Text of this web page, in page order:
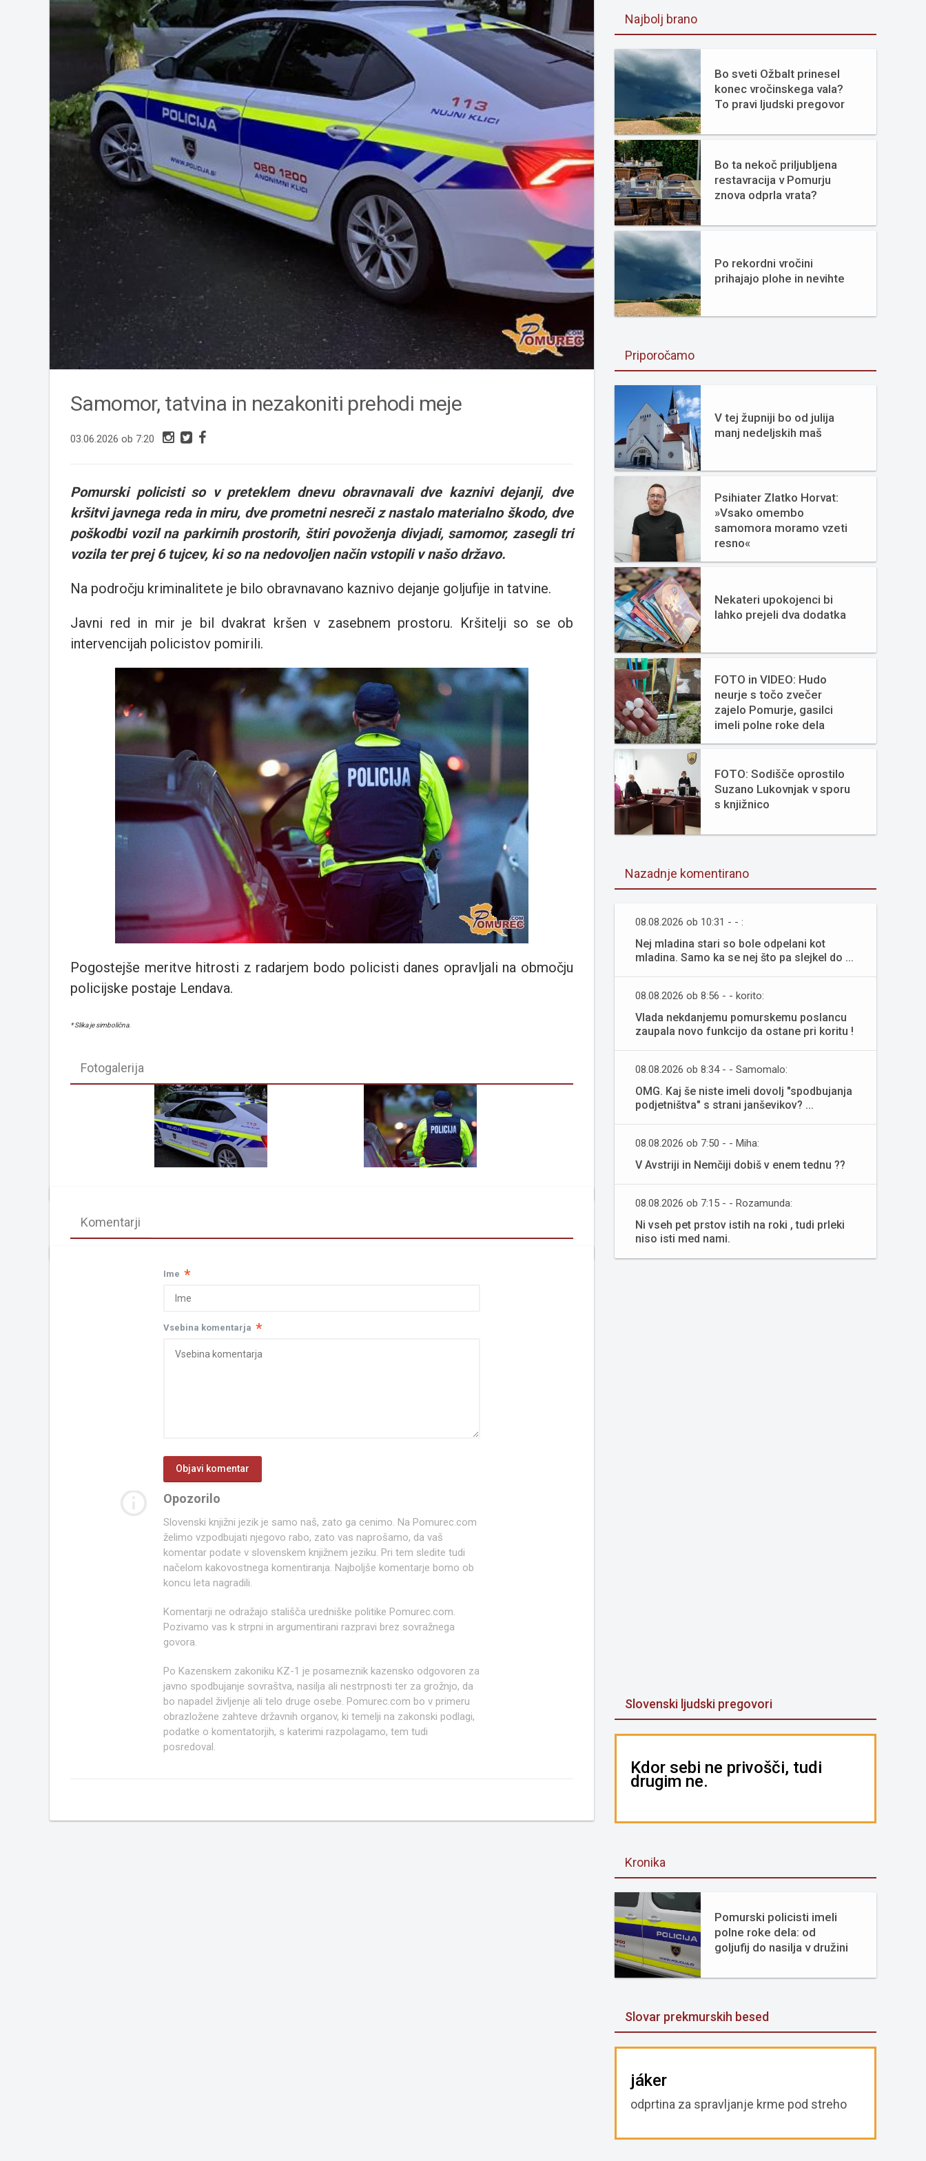
Samomor, tatvina in nezakoniti prehodi meje
03.06.2026 ob 7:20
Pomurski policisti so v preteklem dnevu obravnavali dve kaznivi dejanji, dve
kršitvi javnega reda in miru, dve prometni nesreči z nastalo materialno škodo, dve
poškodbi vozil na parkirnih prostorih, štiri povoženja divjadi, samomor, zasegli tri
vozila ter prej 6 tujcev, ki so na nedovoljen način vstopili v našo državo.
Na področju kriminalitete je bilo obravnavano kaznivo dejanje goljufije in tatvine.
Javni red in mir je bil dvakrat kršen v zasebnem prostoru. Kršitelji so se ob
intervencijah policistov pomirili.
Pogostejše meritve hitrosti z radarjem bodo policisti danes opravljali na območju
policijske postaje Lendava.
* Slika je simbolična.
Fotogalerija
Komentarji
Ime *
Vsebina komentarja *
Opozorilo
Slovenski knjižni jezik je samo naš, zato ga cenimo. Na Pomurec.com
želimo vzpodbujati njegovo rabo, zato vas naprošamo, da vaš
komentar podate v slovenskem knjižnem jeziku. Pri tem sledite tudi
načelom kakovostnega komentiranja. Najboljše komentarje bomo ob
koncu leta nagradili.
Komentarji ne odražajo stališča uredniške politike Pomurec.com.
Pozivamo vas k strpni in argumentirani razpravi brez sovražnega
govora.
Po Kazenskem zakoniku KZ-1 je posameznik kazensko odgovoren za
javno spodbujanje sovraštva, nasilja ali nestrpnosti ter za grožnjo, da
bo napadel življenje ali telo druge osebe. Pomurec.com bo v primeru
obrazložene zahteve državnih organov, ki temelji na zakonski podlagi,
podatke o komentatorjih, s katerimi razpolagamo, tem tudi
posredoval.
Najbolj brano
Bo sveti Ožbalt prinesel
konec vročinskega vala?
To pravi ljudski pregovor
Bo ta nekoč priljubljena
restavracija v Pomurju
znova odprla vrata?
Po rekordni vročini
prihajajo plohe in nevihte
Priporočamo
V tej župniji bo od julija
manj nedeljskih maš
Psihiater Zlatko Horvat:
»Vsako omembo
samomora moramo vzeti
resno«
Nekateri upokojenci bi
lahko prejeli dva dodatka
FOTO in VIDEO: Hudo
neurje s točo zvečer
zajelo Pomurje, gasilci
imeli polne roke dela
FOTO: Sodišče oprostilo
Suzano Lukovnjak v sporu
s knjižnico
Nazadnje komentirano
08.08.2026 ob 10:31 - - :
Nej mladina stari so bole odpelani kot
mladina. Samo ka se nej što pa slejkel do ...
08.08.2026 ob 8:56 - - korito:
Vlada nekdanjemu pomurskemu poslancu
zaupala novo funkcijo da ostane pri koritu !
08.08.2026 ob 8:34 - - Samomalo:
OMG. Kaj še niste imeli dovolj "spodbujanja
podjetništva" s strani janševikov? ...
08.08.2026 ob 7:50 - - Miha:
V Avstriji in Nemčiji dobiš v enem tednu ??
08.08.2026 ob 7:15 - - Rozamunda:
Ni vseh pet prstov istih na roki , tudi prleki
niso isti med nami.
Slovenski ljudski pregovori
Kdor sebi ne privošči, tudi
drugim ne.
Kronika
Pomurski policisti imeli
polne roke dela: od
goljufij do nasilja v družini
Slovar prekmurskih besed
jáker
odprtina za spravljanje krme pod streho